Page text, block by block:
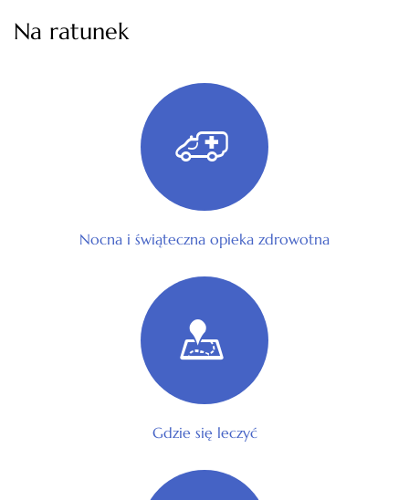
Na ratunek
Nocna i świąteczna opieka zdrowotna
Gdzie się leczyć